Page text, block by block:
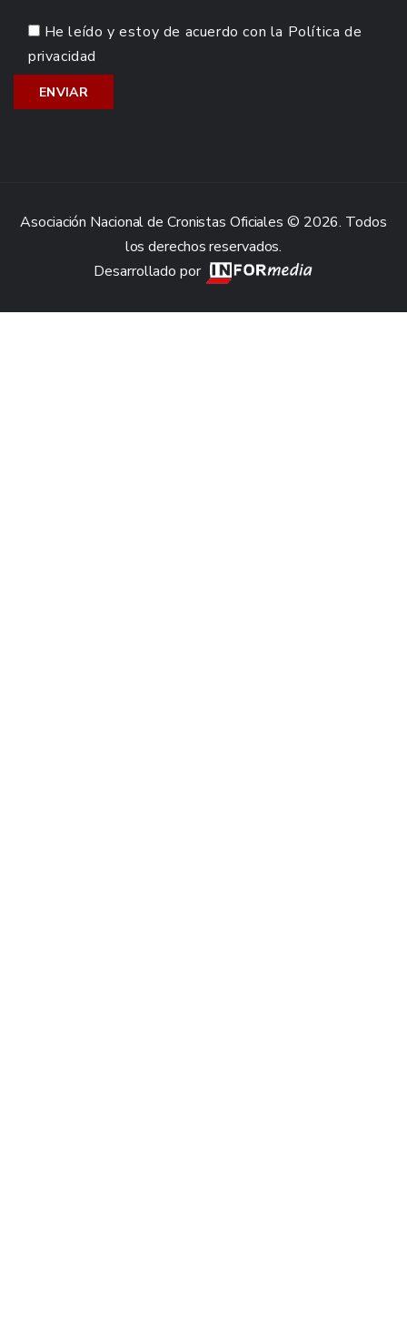
He leído y estoy de acuerdo con la Política de
privacidad
Asociación Nacional de Cronistas Oficiales © 2026. Todos
los derechos reservados.
Desarrollado por